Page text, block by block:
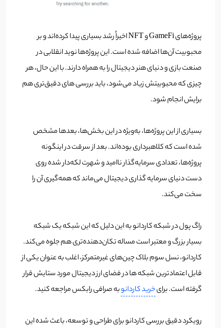
پروژه‌های GameFi و NFT اخیراً رشد بسیاری پیدا کرده‌اند و بر
محبوبیت آن‌ها اضافه شده است. این پروژه‌ها نوید انقلابی در
صنعت بازی و دنیای هنر دیجیتال را به همراه دارند. با این حال، هر
چیزی که محبوبیتش زیاد می‌شود، باید بررسی های دقیق‌تری هم
برایش انجام شود.
بسیاری از این پروژه‌ها، به‌ویژه در این بخش‌ها، بعدها مشخص
شده است که کلاهبرداری بوده‌اند. بعد از سرقت در اینگونه
پروژه‌ها، تعدادی سرمایه‌گذار ناامید و شهرت لکه‌دار شده روی
دست دنیای سرمایه گذاری دیجیتال می‌ماند که همه‌گیری آن را
سخت می‌کند.
راگ پول در شبکه کاردانو به این دلیل که این شبکه یک شبکه
بسیار بزرگ و معتبر است مساله تکان‌دهنده‌تری هم جلوه می‌کند.
کاردانو، نسل سوم بلاک چین‌های غیرمتمرکز، اغلب به عنوان یکی از
قابل اعتمادترین شبکه ها در فضای ارز دیجیتال مورد ستایش قرار
گرفته است. برایخرید کاردانوبه صرافی رابکس مراجعه کنید.
رویکرد دقیق بررسی کاردانو برای طراحی و توسعه، باعث شده این